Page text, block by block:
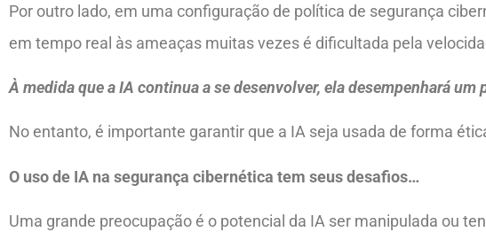
Por outro lado, em uma configuração de política de segurança
em tempo real às ameaças muitas vezes é dificultada pela
À medida que a IA continua a se desenvolver, ela desempenhará
No entanto, é importante garantir que a IA seja usada de forma
O uso de IA na segurança cibernética tem seus desafios…
Uma grande preocupação é o potencial da IA ​​ser manipulada ou